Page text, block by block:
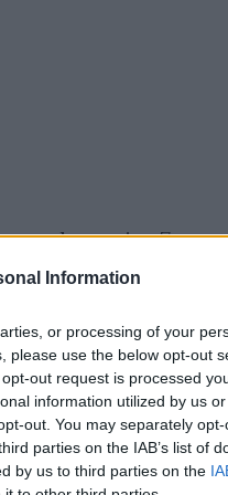
Information
or processing of your
please use the below opt-out
out request is processed
information utilized by us
out. You may separately
parties on the IAB’s list of
by us to third parties on the
domenica 7
risiede nel
consentito dal
riflettere
la prima